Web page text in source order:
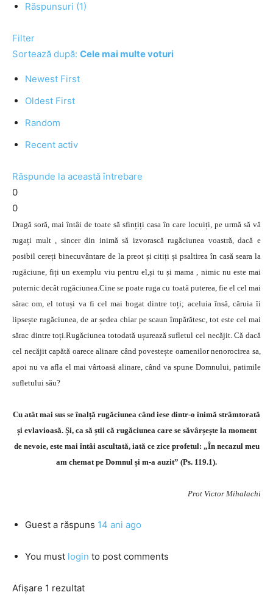
Răspunsuri (1)
Filter
Sortează după: Cele mai multe voturi
Newest First
Oldest First
Random
Recent activ
Răspunde la această întrebare
0
0
Dragă soră, mai întâi de toate să sfințiți casa în care locuiți, pe urmă să vă
rugați mult , sincer din inimă să izvorască rugăciunea voastră, dacă e
posibil cereți binecuvântare de la preot și citiți și psaltirea în casă seara la
rugăciune, fiți un exemplu viu pentru el,și tu și mama , nimic nu este mai
puternic decât rugăciunea.Cine se poate ruga cu toată puterea, fie el cel mai
sărac om, el totuși va fi cel mai bogat dintre toți; aceluia însă, căruia îi
lipsește rugăciunea, de ar ședea chiar pe scaun împărătesc, tot este cel mai
sărac dintre toți.Rugăciunea totodată ușurează sufletul cel necăjit. Că dacă
cel necăjit capătă oarece alinare când povestește oamenilor nenorocirea sa,
apoi nu va afla el mai vârtoasă alinare, când va spune Domnului, patimile
sufletului său?
Cu atât mai sus se înalță rugăciunea când iese dintr-o inimă strâmtorată
și evlavioasă. Și, ca să știi că rugăciunea care se săvârșește la moment
de nevoie, este mai întâi ascultată, iată ce zice profetul: „În necazul meu
am chemat pe Domnul și m-a auzit” (Ps. 119.1).
Prot Victor Mihalachi
Guest a răspuns 14 ani ago
You must login to post comments
Afișare 1 rezultat